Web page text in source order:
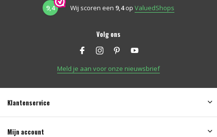
9,4 Wij scoren een 9,4op ValuedShops
Volg ons
Meld je aan voor onze nieuwsbrief
Klantenservice
Mijn account